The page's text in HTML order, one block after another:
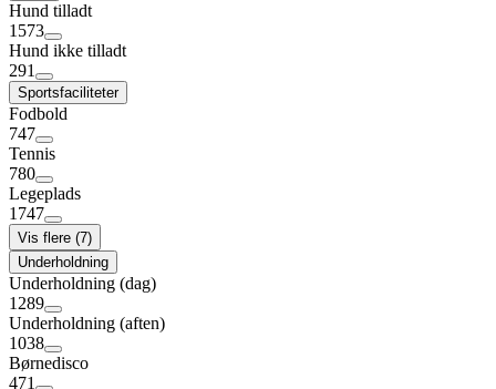
Hund tilladt
1573
Hund ikke tilladt
291
Sportsfaciliteter
Fodbold
747
Tennis
780
Legeplads
1747
Vis flere (7)
Underholdning
Underholdning (dag)
1289
Underholdning (aften)
1038
Børnedisco
471